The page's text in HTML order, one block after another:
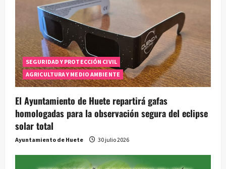
SEGURIDAD Y PROTECCIÓN CIVIL
AGRICULTURA Y MEDIO AMBIENTE
El Ayuntamiento de Huete repartirá gafas
homologadas para la observación segura del eclipse
solar total
Ayuntamiento de Huete 30 julio 2026